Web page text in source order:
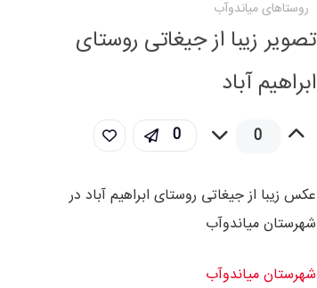
روستاهای میاندوآب
تصویر زیبا از جیغاتی روستای
ابراهیم آباد
0
0
عکس زیبا از جیغاتی روستای ابراهیم آباد در
شهرستان میاندوآب
شهرستان میاندوآب